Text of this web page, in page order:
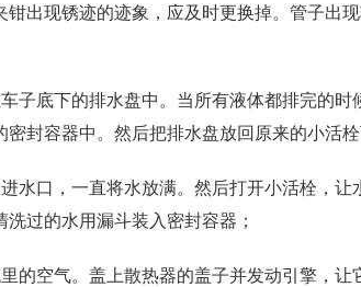
出现锈迹的迹象，应及时更换掉。管子出现
子底下的排水盘中。当所有液体都排完的时
封容器中。然后把排水盘放回原来的小活栓
水口，一直将水放满。然后打开小活栓，让
过的水用漏斗装入密封容器；
的空气。盖上散热器的盖子并发动引擎，让